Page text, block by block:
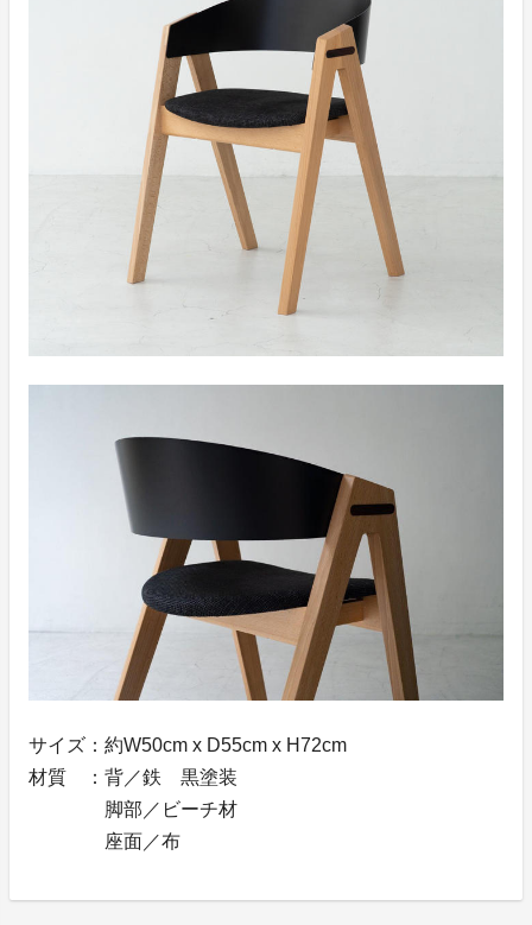
サイズ：約W50cm x D55cm x H72cm
材質 ：背／鉄 黒塗装
脚部／ビーチ材
座面／布